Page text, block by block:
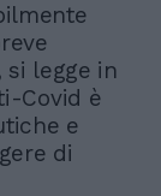
si legge in
Covid è
e
di